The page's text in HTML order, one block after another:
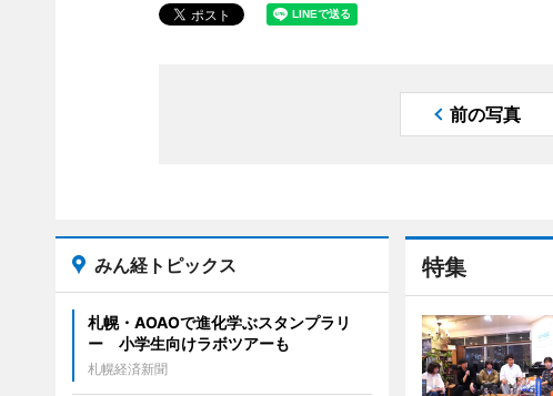
前の写真
特集
みん経トピックス
札幌・AOAOで進化学ぶスタンプラリ
ー 小学生向けラボツアーも
札幌経済新聞